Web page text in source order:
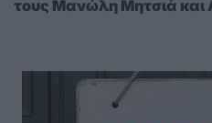
τους Μανώλη Μητσιά και